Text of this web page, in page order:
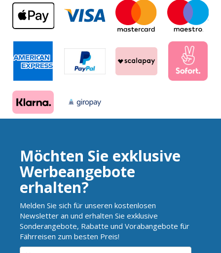
Möchten Sie exklusive
Werbeangebote
erhalten?
Melden Sie sich für unseren kostenlosen
Newsletter an und erhalten Sie exklusive
Sonderangebote, Rabatte und Vorabangebote für
Fährreisen zum besten Preis!